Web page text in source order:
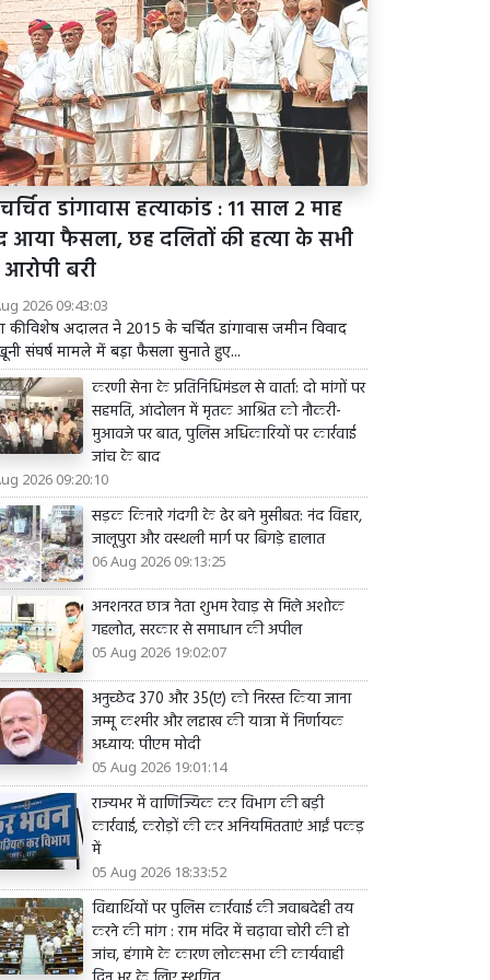
डांगावास हत्याकांड : 11 साल 2 माह
आया फैसला, छह दलितों की हत्या के सभी
बरी
2026 09:43:03
की विशेष अदालत ने 2015 के चर्चित डांगावास जमीन विवाद
संघर्ष मामले में बड़ा फैसला सुनाते हुए...
करणी सेना के प्रतिनिधिमंडल से वार्ता: दो मांगों पर
सहमति, आंदोलन में मृतक आश्रित को नौकरी-
मुआवजे पर बात, पुलिस अधिकारियों पर कार्रवाई
जांच के बाद
2026 09:20:10
सड़क किनारे गंदगी के ढेर बने मुसीबत: नंद विहार,
जालूपुरा और वस्थली मार्ग पर बिगड़े हालात
06 Aug 2026 09:13:25
अनशनरत छात्र नेता शुभम रेवाड़ से मिले अशोक
गहलोत, सरकार से समाधान की अपील
05 Aug 2026 19:02:07
अनुच्छेद 370 और 35(ए) को निरस्त किया जाना
जम्मू कश्मीर और लद्दाख की यात्रा में निर्णायक
अध्याय: पीएम मोदी
05 Aug 2026 19:01:14
राज्यभर में वाणिज्यिक कर विभाग की बड़ी
कार्रवाई, करोड़ों की कर अनियमितताएं आईं पकड़
में
05 Aug 2026 18:33:52
विद्यार्थियों पर पुलिस कार्रवाई की जवाबदेही तय
करने की मांग : राम मंदिर में चढ़ावा चोरी की हो
जांच, हंगामे के कारण लोकसभा की कार्यवाही